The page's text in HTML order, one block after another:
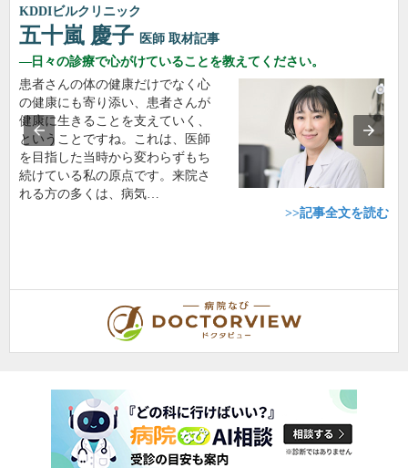
KDDIビルクリニック
五十嵐 慶子 医師 取材記事
日々の診療で心がけていることを教えてください。
患者さんの体の健康だけでなく心
の健康にも寄り添い、患者さんが
健康に生きることを支えていく、
ということですね。これは、医師
を目指した当時から変わらずもち
続けている私の原点です。来院さ
れる方の多くは、病気…
>>記事全文を読む